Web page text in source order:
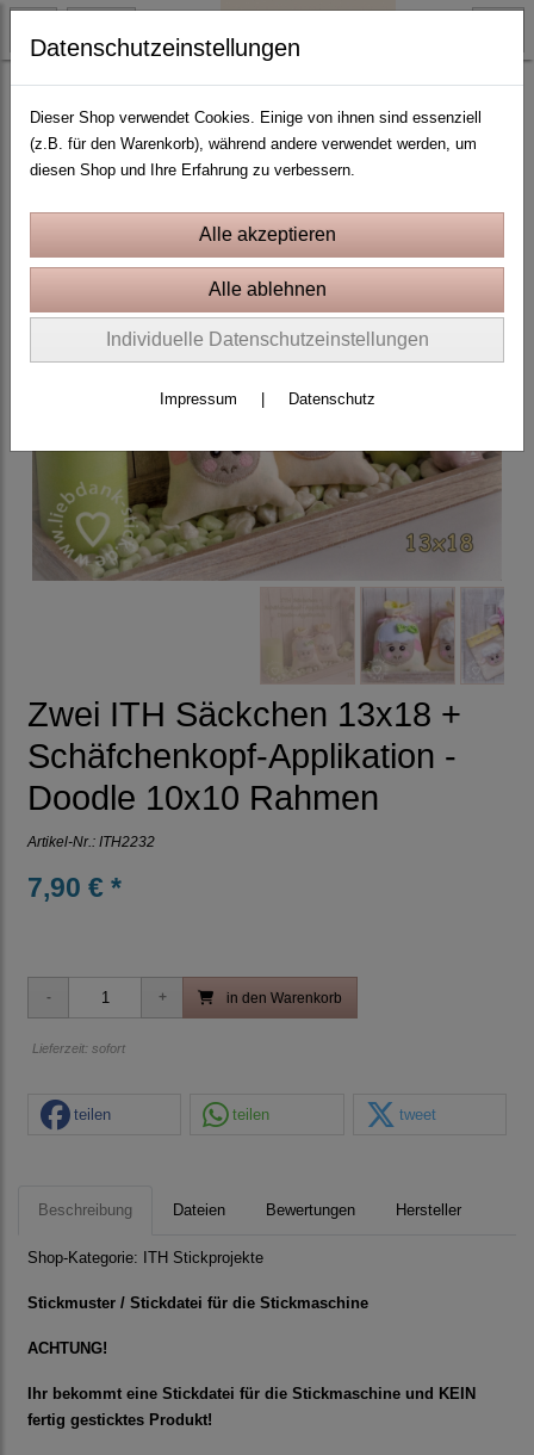
Ostern und Frühling
Zwei ITH Säckchen 13x18 +
Schäfchenkopf-Applikation -
Doodle 10x10 Rahmen
Artikel-Nr.: ITH2232
7,90 € *
in den Warenkorb
Lieferzeit: sofort
teilen teilen tweet
Beschreibung Dateien Bewertungen Hersteller
Shop-Kategorie: ITH Stickprojekte
Stickmuster / Stickdatei für die Stickmaschine
ACHTUNG!
Ihr bekommt eine Stickdatei für die Stickmaschine und KEIN
fertig gesticktes Produkt!
Datenschutzeinstellungen
Dieser Shop verwendet Cookies. Einige von ihnen sind essenziell
(z.B. für den Warenkorb), während andere verwendet werden, um
diesen Shop und Ihre Erfahrung zu verbessern.
Individuelle Datenschutzeinstellungen
Impressum Datenschutz